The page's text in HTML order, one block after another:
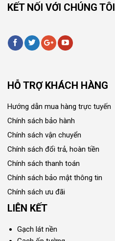
KẾT NỐI VỚI CHÚNG TÔI
HỖ TRỢ KHÁCH HÀNG
Hướng dẫn mua hàng trực tuyến
Chính sách bảo hành
Chính sách vận chuyển
Chính sách đổi trả, hoàn tiền
Chính sách thanh toán
Chính sách bảo mật thông tin
Chính sách ưu đãi
LIÊN KẾT
Gạch lát nền